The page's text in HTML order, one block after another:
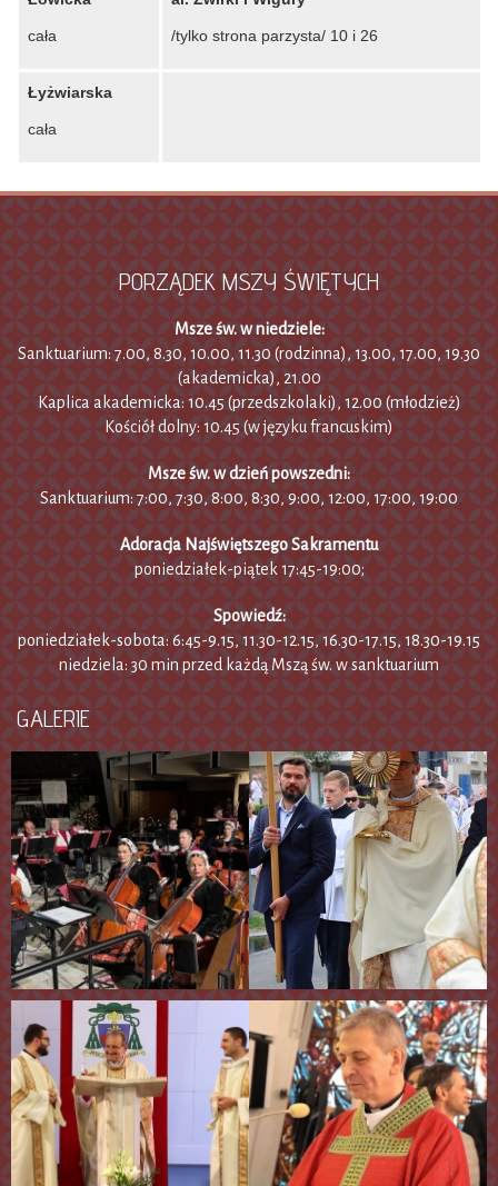
cała /tylko strona parzysta/ 10 i 26
Łyżwiarska
cała
PORZĄDEK MSZY ŚWIĘTYCH
Msze św. w niedziele:
Sanktuarium: 7.00, 8.30, 10.00, 11.30 (rodzinna), 13.00, 17.00, 19.30
(akademicka), 21.00
Kaplica akademicka: 10.45 (przedszkolaki), 12.00 (młodzież)
Kościół dolny: 10.45 (w języku francuskim)
Msze św. w dzień powszedni:
Sanktuarium: 7:00, 7:30, 8:00, 8:30, 9:00, 12:00, 17:00, 19:00
Adoracja Najświętszego Sakramentu
poniedziałek-piątek 17:45-19:00;
Spowiedź:
poniedziałek-sobota: 6:45-9.15, 11.30-12.15, 16.30-17.15, 18.30-19.15
niedziela: 30 min przed każdą Mszą św. w sanktuarium
GALERIE